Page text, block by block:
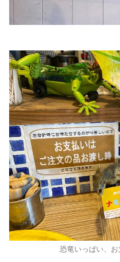
恐竜いっぱい、